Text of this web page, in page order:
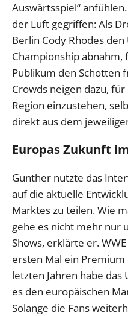
Auswärtsspiel“
der Luft gegriffen: Als
Berlin Cody Rhodes
Championship
Publikum den Schotten
Crowds neigen dazu,
Region einzustehen,
direkt aus dem
Europas Zukunft
Gunther nutzte das
auf die aktuelle
Marktes zu teilen. Wie
gehe es nicht mehr nur
Shows, erklärte er.
ersten Mal ein Premium
letzten Jahren habe
es den europäischen
Solange die Fans